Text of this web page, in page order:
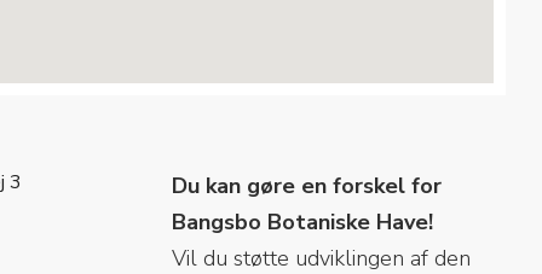
3
Du kan gøre en forskel for
Bangsbo Botaniske Have!
Vil du støtte udviklingen af den